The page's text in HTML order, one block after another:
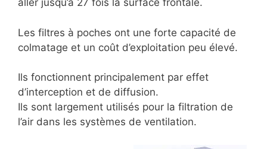
aller jusqu’à 27 fois la surface frontale.
Les filtres à poches ont une forte capacité de
colmatage et un coût d’exploitation peu élevé.
Ils fonctionnent principalement par effet
d’interception et de diffusion.
Ils sont largement utilisés pour la filtration de
l’air dans les systèmes de ventilation.